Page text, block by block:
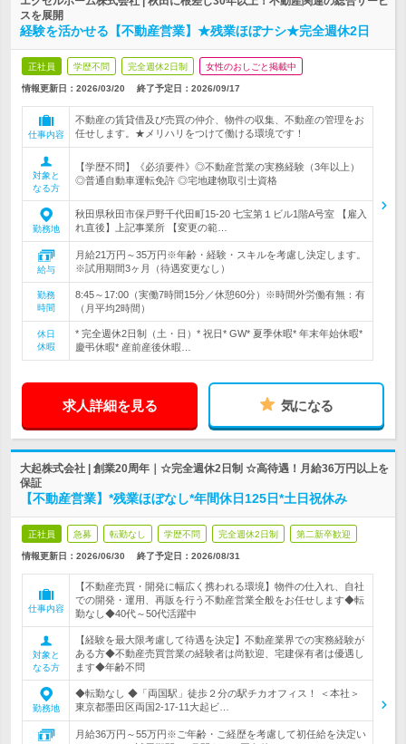
スを展開
経験を活かせる【不動産営業】★残業ほぼナシ★完全週休2日
正社員 学歴不問 完全週休2日制 女性のおしごと掲載中
情報更新日：2026/03/20 終了予定日： 2026/09/17
仕事内容
不動産の賃貸借及び売買の仲介、物件の収集、不動産の管理をお
任せします。★メリハリをつけて働ける環境です！
対象と
なる方
【学歴不問】《必須要件》◎不動産営業の実務経験（3年以上）
◎普通自動車運転免許 ◎宅地建物取引士資格
勤務地
秋田県秋田市保戸野千代田町15-20 七宝第１ビル1階A号室 【雇入
れ直後】上記事業所 【変更の範…
給与
月給21万円～35万円※年齢・経験・スキルを考慮し決定します。
※試用期間3ヶ月（待遇変更なし）
勤務
時間
8:45～17:00（実働7時間15分／休憩60分）※時間外労働有無：有
（月平均2時間）
休日
休暇
* 完全週休2日制（土・日）* 祝日* GW* 夏季休暇* 年末年始休暇*
慶弔休暇* 産前産後休暇…
求人詳細を見る 気になる
大起株式会社 | 創業20周年｜☆完全週休2日制 ☆高待遇！月給36万円以上を
保証
【不動産営業】*残業ほぼなし*年間休日125日*土日祝休み
正社員 急募 転勤なし 学歴不問 完全週休2日制 第二新卒歓迎
情報更新日：2026/06/30 終了予定日： 2026/08/31
仕事内容
【不動産売買・開発に幅広く携われる環境】物件の仕入れ、自社
での開発・運用、再販を行う不動産営業全般をお任せします◆転
勤なし◆40代～50代活躍中
対象と
なる方
【経験を最大限考慮して待遇を決定】不動産業界での実務経験が
ある方◆不動産売買営業の経験者は尚歓迎、宅建保有者は優遇し
ます◆年齢不問
勤務地
◆転勤なし ◆「両国駅」徒歩２分の駅チカオフィス！ ＜本社＞
東京都墨田区両国2-17-11大起ビ…
月給36万円～55万円※ご年齢・ご経歴を考慮して初任給を決定い